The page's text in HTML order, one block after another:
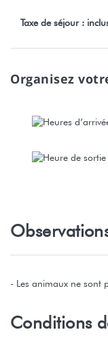
Taxe de séjour :
Organisez
- Les animaux ne sont
Conditions